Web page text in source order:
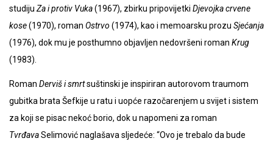
studiju Za i protiv Vuka(1967), zbirku pripovijetki Djevojka crvene
kose(1970), roman Ostrvo (1974), kao i memoarsku prozu Sjećanja
(1976), dok mu je posthumno objavljen nedovršeni roman Krug
(1983).
Roman Derviš i smrtsuštinski je inspiriran autorovom traumom
gubitka brata Šefkije u ratu i uopće razočarenjem u svijet i sistem
za koji se pisac nekoć borio, dok u napomeni za roman
TvrđavaSelimović naglašava sljedeće: “Ovo je trebalo da bude